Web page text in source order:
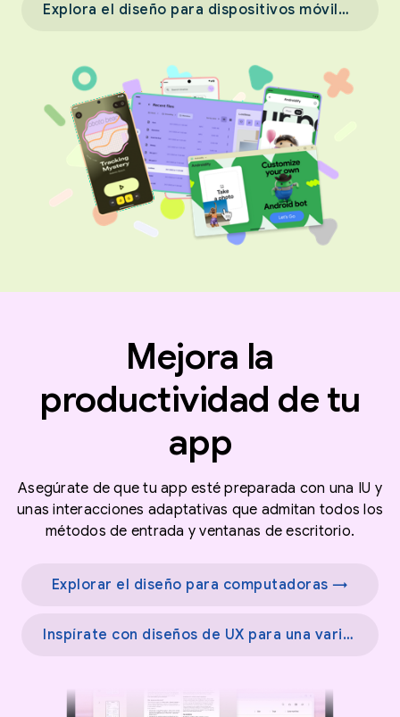
Explora el diseño para dispositivos móviles →
Mejora la
productividad de tu
app
Asegúrate de que tu app esté preparada con una IU y
unas interacciones adaptativas que admitan todos los
métodos de entrada y ventanas de escritorio.
Explorar el diseño para computadoras →
Inspírate con diseños de UX para una variedad de pantallas →